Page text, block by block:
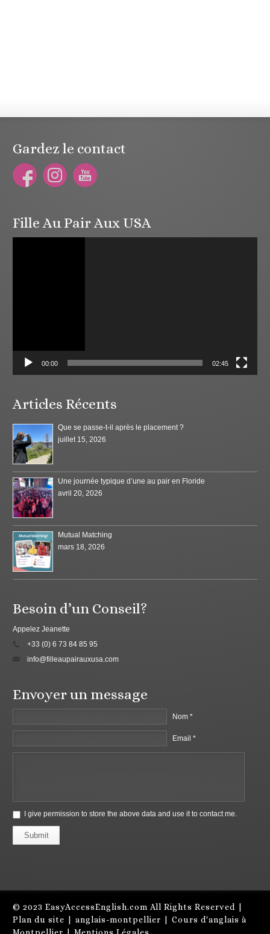
Gardez le contact
Fille Au Pair Aux USA
00:00 02:45
Articles Récents
Que se passe-t-il après le placement ?
juillet 15, 2026
Une journée typique d’une au pair en Floride
avril 20, 2026
Mutual Matching
mars 18, 2026
Besoin d’un Conseil?
Appelez Jeanette
+33 (0) 6 73 84 85 95
info@filleaupairauxusa.com
Envoyer un message
Nom *
Email *
I give permission to store the above data and use it to contact me.
Submit
© 2023EasyAccessEnglish.com All Rights Reserved |
Plan du site |anglais-montpellier |Cours d'anglais à
Montpellier |Mentions Légales